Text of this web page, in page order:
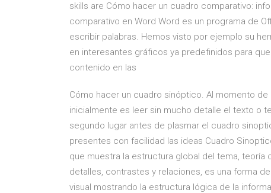
skills are Cómo hacer un cuadro comparativo:
comparativo en Word Word es un programa de
escribir palabras. Hemos visto por ejemplo su
en interesantes gráficos ya predefinidos para
contenido en las
Cómo hacer un cuadro sinóptico. Al momento
inicialmente es leer sin mucho detalle el texto o
segundo lugar antes de plasmar el cuadro
presentes con facilidad las ideas Cuadro
que muestra la estructura global del tema,
detalles, contrastes y relaciones, es una forma
visual mostrando la estructura lógica de la